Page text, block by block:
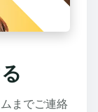
までご連絡